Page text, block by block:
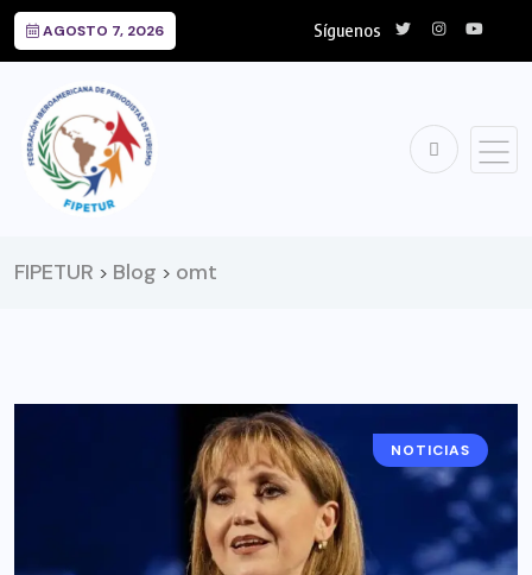
AGOSTO 7, 2026 Síguenos
FIPETUR > Blog > omt
NOTICIAS